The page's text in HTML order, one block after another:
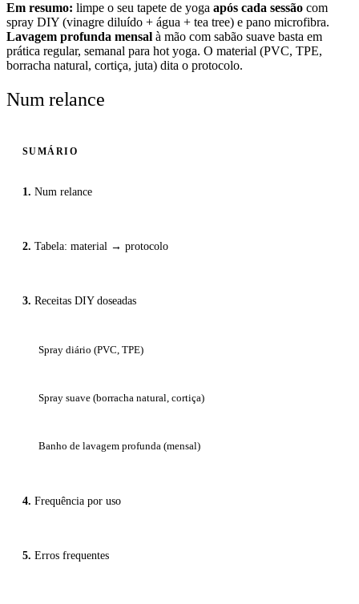
Em resumo: limpe o seu tapete de yoga após cada sessão com
spray DIY (vinagre diluído + água + tea tree) e pano microfibra.
Lavagem profunda mensal à mão com sabão suave basta em
prática regular, semanal para hot yoga. O material (PVC, TPE,
borracha natural, cortiça, juta) dita o protocolo.
Num relance
SUMÁRIO
Num relance
Tabela: material → protocolo
Receitas DIY doseadas
Spray diário (PVC, TPE)
Spray suave (borracha natural, cortiça)
Banho de lavagem profunda (mensal)
Frequência por uso
Erros frequentes